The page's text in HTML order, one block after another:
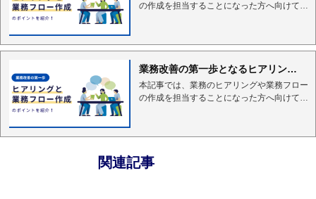
の作成を担当することになった方へ向けて、
ロー」という言葉は聞いたことがある方は多
経験はなく、実施する際に注意すべきポイン
トまでは分からないという方がいると思いま
す。一方で、業務フローを作成して業務を見
業務改善の第一歩となるヒアリング
と業務フロー作成のポイント
本記事では、業務のヒアリングや業務フロー
の作成を担当することになった方へ向けて、
ロー」という言葉は聞いたことがある方は多
経験はなく、実施する際に注意すべきポイン
関連記事